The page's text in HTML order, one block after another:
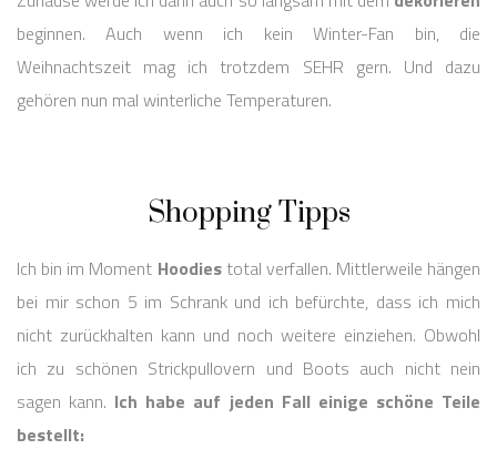
beginnen. Auch wenn ich kein Winter-Fan bin, die
Weihnachtszeit mag ich trotzdem SEHR gern. Und dazu
gehören nun mal winterliche Temperaturen.
Shopping Tipps
Ich bin im Moment Hoodiestotal verfallen. Mittlerweile hängen
bei mir schon 5 im Schrank und ich befürchte, dass ich mich
nicht zurückhalten kann und noch weitere einziehen. Obwohl
ich zu schönen Strickpullovern und Boots auch nicht nein
sagen kann. Ich habe auf jeden Fall einige schöne Teile
bestellt: